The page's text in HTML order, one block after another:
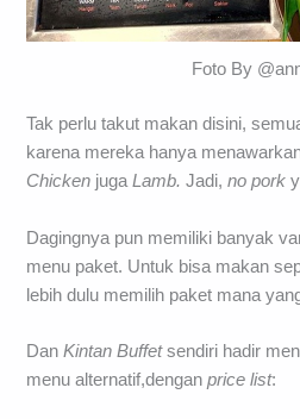
Foto By
Tak perlu takut makan disini,
karena mereka hanya
Chicken jugaLamb. Jadi,no pork
Dagingnya pun memiliki banyak
menu paket. Untuk bisa makan
lebih dulu memilih paket mana
DanKintan Buffetsendiri hadir
menu alternatif,denganprice list: